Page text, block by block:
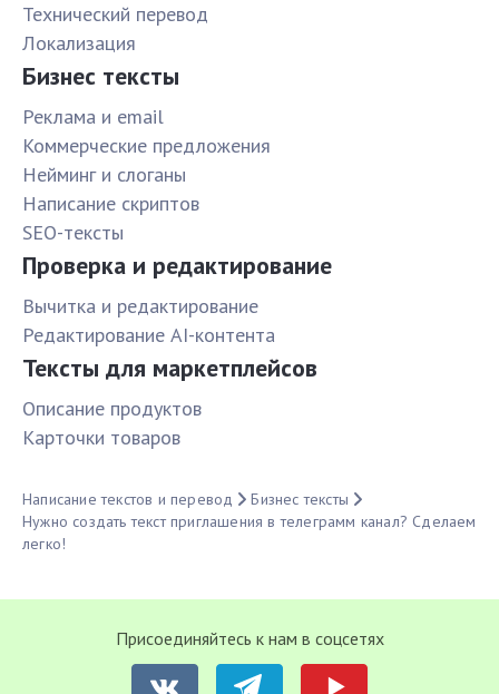
Технический перевод
Локализация
Бизнес тексты
Реклама и email
Коммерческие предложения
Нейминг и слоганы
Написание скриптов
SEO-тексты
Проверка и редактирование
Вычитка и редактирование
Редактирование AI-контента
Тексты для маркетплейсов
Описание продуктов
Карточки товаров
Написание текстов и перевод
Бизнес тексты
Нужно создать текст приглашения в телеграмм канал? Сделаем
легко!
Присоединяйтесь к нам в соцсетях